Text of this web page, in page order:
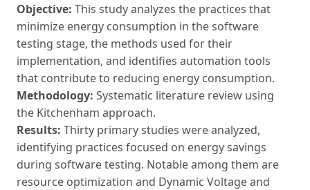
Objective: This study analyzes the practices that
minimize energy consumption in the software
testing stage, the methods used for their
implementation, and identifies automation tools
that contribute to reducing energy consumption.
Methodology: Systematic literature review using
the Kitchenham approach.
Results: Thirty primary studies were analyzed,
identifying practices focused on energy savings
during software testing. Notable among them are
resource optimization and Dynamic Voltage and